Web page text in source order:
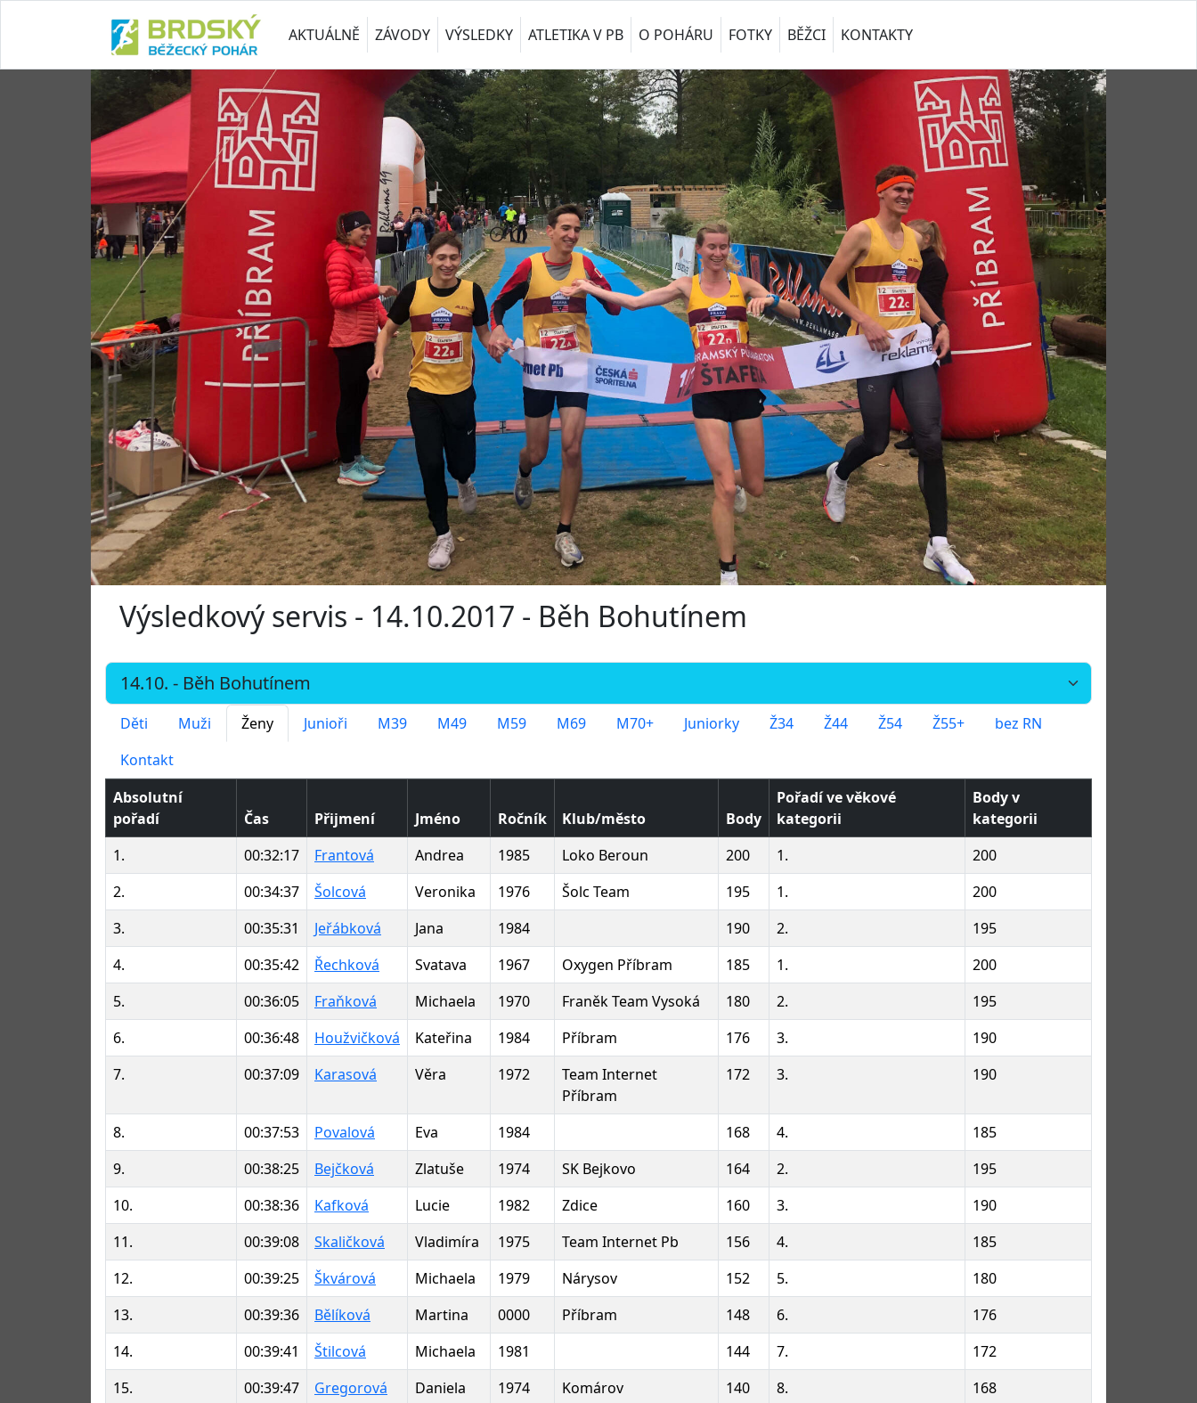
AKTUÁLNĚ ZÁVODY VÝSLEDKY ATLETIKA V PB O POHÁRU FOTKY BĚŽCI KONTAKTY
Výsledkový servis - 14.10.2017 - Běh Bohutínem
Děti Muži Ženy Junioři M39 M49 M59 M69 M70+ Juniorky Ž34 Ž44 Ž54 Ž55+
bez RN
Kontakt
Absolutní
pořadí
Čas Přijmení Jméno Ročník Klub/město Body
Pořadí ve věkové
kategorii
Body v
kategorii
1.
00:32:17 Frantová Andrea 1985 Loko Beroun 200 1.
200
2.
00:34:37 Šolcová Veronika 1976 Šolc Team 195 1.
200
3.
00:35:31 Jeřábková Jana 1984 190 2.
195
4.
00:35:42 Řechková Svatava 1967 Oxygen Příbram 185 1.
200
5.
00:36:05 Fraňková Michaela 1970 Franěk Team Vysoká 180 2.
195
6.
00:36:48 Houžvičková Kateřina 1984 Příbram 176 3.
190
7.
00:37:09 Karasová Věra 1972
Team Internet
Příbram
172 3. 190
8. 00:37:53 Povalová Eva 1984 168 4.
185
9.
00:38:25 Bejčková Zlatuše 1974 SK Bejkovo 164 2.
195
10.
00:38:36 Kafková Lucie 1982 Zdice 160 3.
190
11.
00:39:08 Skaličková Vladimíra 1975 Team Internet Pb 156 4.
185
12.
00:39:25 Škvárová Michaela 1979 Nárysov 152 5.
180
13.
00:39:36 Bělíková Martina 0000 Příbram 148 6.
176
14.
00:39:41 Štilcová Michaela 1981 144 7.
172
15.
00:39:47 Gregorová Daniela 1974 Komárov 140 8.
168